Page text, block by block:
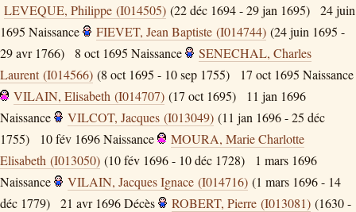
LEVEQUE, Philippe (I014505) (22 déc 1694 - 29 jan 1695)
24 juin
1695 Naissance FIEVET, Jean Baptiste (I014744) (24 juin 1695 -
29 avr 1766)
8 oct 1695 Naissance
SENECHAL, Charles
Laurent (I014566) (8 oct 1695 - 10 sep 1755) 17 oct 1695 Naissance
VILAIN, Elisabeth (I014707) (17 oct 1695)
11 jan 1696
Naissance
VILCOT, Jacques (I013049) (11 jan 1696 - 25 déc
1755)
10 fév 1696Naissance
MOURA, Marie Charlotte
Elisabeth (I013050) (10 fév 1696 - 10 déc 1728)
1 mars 1696
Naissance
VILAIN, Jacques Ignace (I014716) (1 mars 1696 - 14
déc 1779)
21 avr 1696Décès ROBERT, Pierre (I013081) (1630 -